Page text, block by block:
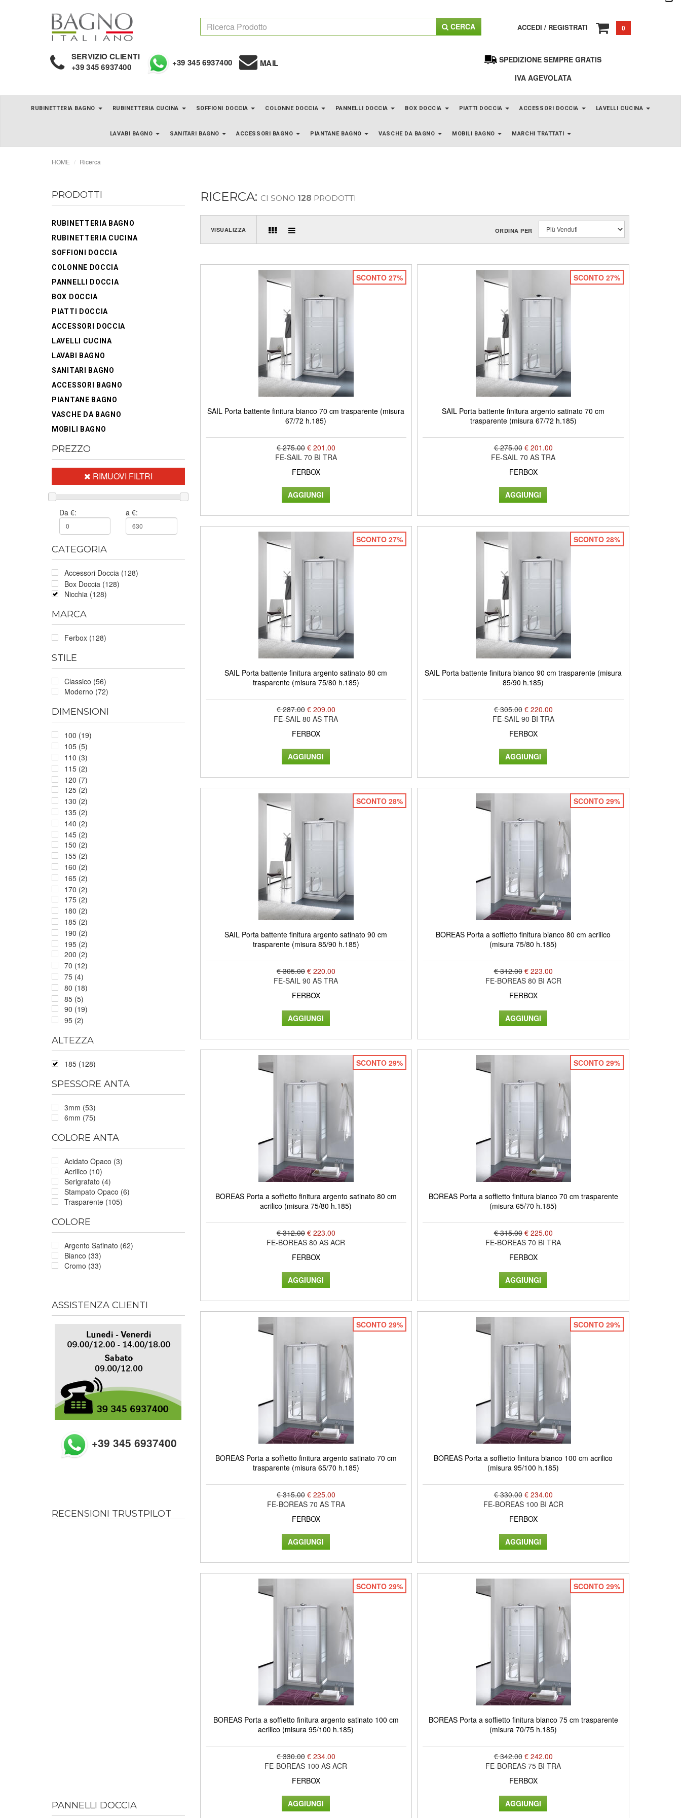
CERCA ACCEDI / REGISTRATI 0
SERVIZIO CLIENTI
+39 345 6937400 +39 345 6937400 MAIL
SPEDIZIONE SEMPRE GRATIS
IVA AGEVOLATA
RUBINETTERIA BAGNO RUBINETTERIA CUCINA SOFFIONI DOCCIA COLONNE DOCCIA PANNELLI DOCCIA BOX DOCCIA PIATTI DOCCIA ACCESSORI DOCCIA LAVELLI CUCINA
LAVABI BAGNO SANITARI BAGNO ACCESSORI BAGNO PIANTANE BAGNO VASCHE DA BAGNO MOBILI BAGNO MARCHI TRATTATI
HOME Ricerca
PRODOTTI
RUBINETTERIA BAGNO
RUBINETTERIA CUCINA
SOFFIONI DOCCIA
COLONNE DOCCIA
PANNELLI DOCCIA
BOX DOCCIA
PIATTI DOCCIA
ACCESSORI DOCCIA
LAVELLI CUCINA
LAVABI BAGNO
SANITARI BAGNO
ACCESSORI BAGNO
PIANTANE BAGNO
VASCHE DA BAGNO
MOBILI BAGNO
PREZZO
RIMUOVI FILTRI
Da €: a €:
CATEGORIA
Accessori Doccia (128)
Box Doccia (128)
Nicchia (128)
MARCA
Ferbox (128)
STILE
Classico (56)
Moderno (72)
DIMENSIONI
100 (19)
105 (5)
110 (3)
115 (2)
120 (7)
125 (2)
130 (2)
135 (2)
140 (2)
145 (2)
150 (2)
155 (2)
160 (2)
165 (2)
170 (2)
175 (2)
180 (2)
185 (2)
190 (2)
195 (2)
200 (2)
70 (12)
75 (4)
80 (18)
85 (5)
90 (19)
95 (2)
ALTEZZA
185 (128)
SPESSORE ANTA
3mm (53)
6mm (75)
COLORE ANTA
Acidato Opaco (3)
Acrilico (10)
Serigrafato (4)
Stampato Opaco (6)
Trasparente (105)
COLORE
Argento Satinato (62)
Bianco (33)
Cromo (33)
ASSISTENZA CLIENTI
+39 345 6937400
RECENSIONI TRUSTPILOT
PANNELLI DOCCIA
RICERCA: CI SONO 128 PRODOTTI
VISUALIZZA ORDINA PER
SCONTO 27%
SAIL Porta battente finitura bianco 70 cm trasparente (misura
67/72 h.185)
€ 275.00 € 201.00
FE-SAIL 70 BI TRA
FERBOX
SCONTO 27%
SAIL Porta battente finitura argento satinato 70 cm
trasparente (misura 67/72 h.185)
€ 275.00 € 201.00
FE-SAIL 70 AS TRA
FERBOX
SCONTO 27%
SAIL Porta battente finitura argento satinato 80 cm
trasparente (misura 75/80 h.185)
€ 287.00 € 209.00
FE-SAIL 80 AS TRA
FERBOX
SCONTO 28%
SAIL Porta battente finitura bianco 90 cm trasparente (misura
85/90 h.185)
€ 305.00 € 220.00
FE-SAIL 90 BI TRA
FERBOX
SCONTO 28%
SAIL Porta battente finitura argento satinato 90 cm
trasparente (misura 85/90 h.185)
€ 305.00 € 220.00
FE-SAIL 90 AS TRA
FERBOX
SCONTO 29%
BOREAS Porta a soffietto finitura bianco 80 cm acrilico
(misura 75/80 h.185)
€ 312.00 € 223.00
FE-BOREAS 80 BI ACR
FERBOX
SCONTO 29%
BOREAS Porta a soffietto finitura argento satinato 80 cm
acrilico (misura 75/80 h.185)
€ 312.00 € 223.00
FE-BOREAS 80 AS ACR
FERBOX
SCONTO 29%
BOREAS Porta a soffietto finitura bianco 70 cm trasparente
(misura 65/70 h.185)
€ 315.00 € 225.00
FE-BOREAS 70 BI TRA
FERBOX
SCONTO 29%
BOREAS Porta a soffietto finitura argento satinato 70 cm
trasparente (misura 65/70 h.185)
€ 315.00 € 225.00
FE-BOREAS 70 AS TRA
FERBOX
SCONTO 29%
BOREAS Porta a soffietto finitura bianco 100 cm acrilico
(misura 95/100 h.185)
€ 330.00 € 234.00
FE-BOREAS 100 BI ACR
FERBOX
SCONTO 29%
BOREAS Porta a soffietto finitura argento satinato 100 cm
acrilico (misura 95/100 h.185)
€ 330.00 € 234.00
FE-BOREAS 100 AS ACR
FERBOX
SCONTO 29%
BOREAS Porta a soffietto finitura bianco 75 cm trasparente
(misura 70/75 h.185)
€ 342.00 € 242.00
FE-BOREAS 75 BI TRA
FERBOX